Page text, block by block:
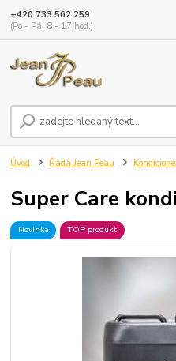
+420 733 562 259
(Po - Pá, 8 - 17 hod.)
Úvod Řada Jean Peau
Super Care
Novinka TOP produkt